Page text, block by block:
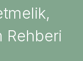
Rehberi